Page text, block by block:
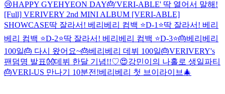
😢HAPPY GYEHYEON DAY🎂'VERI-ABLE' 딱 열어서 말해!
[Full] VERIVERY 2nd MINI ALBUM [VERI-ABLE]
SHOWCASE딱 잘라서! 베리베리 컴백 ⭐D-1⭐딱 잘라서! 베리
베리 컴백 ⭐D-2⭐딱 잘라서! 베리베리 컴백 ⭐D-3⭐🎂베리베리
100일🎂 다시 왔어요~🎂베리베리 데뷔 100일🎂VERIVERY's
팬덤명 발표👐데뷔 한달 기념!!♡😍강민이의 나홀로 생일파티
🎂VERI-US 만나기 10분전!베리베리 첫 브이라이브🎄